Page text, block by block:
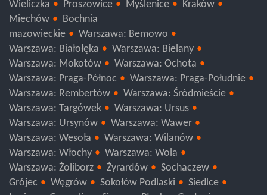
Wieliczka
Proszowice Myślenice
Kraków
Miechów
Bochnia
mazowieckie
Warszawa: Bemowo
Warszawa: Białołęka
Warszawa: Bielany
Warszawa: Mokotów
Warszawa: Ochota
Warszawa: Praga-Północ
Warszawa: Praga-Południe
Warszawa: Rembertów
Warszawa: Śródmieście
Warszawa: Targówek
Warszawa: Ursus
Warszawa: Ursynów
Warszawa: Wawer
Warszawa: Wesoła
Warszawa: Wilanów
Warszawa: Włochy
Warszawa: Wola
Warszawa: Żoliborz
Żyrardów
Sochaczew
Grójec
Węgrów Sokołów Podlaski
Siedlce